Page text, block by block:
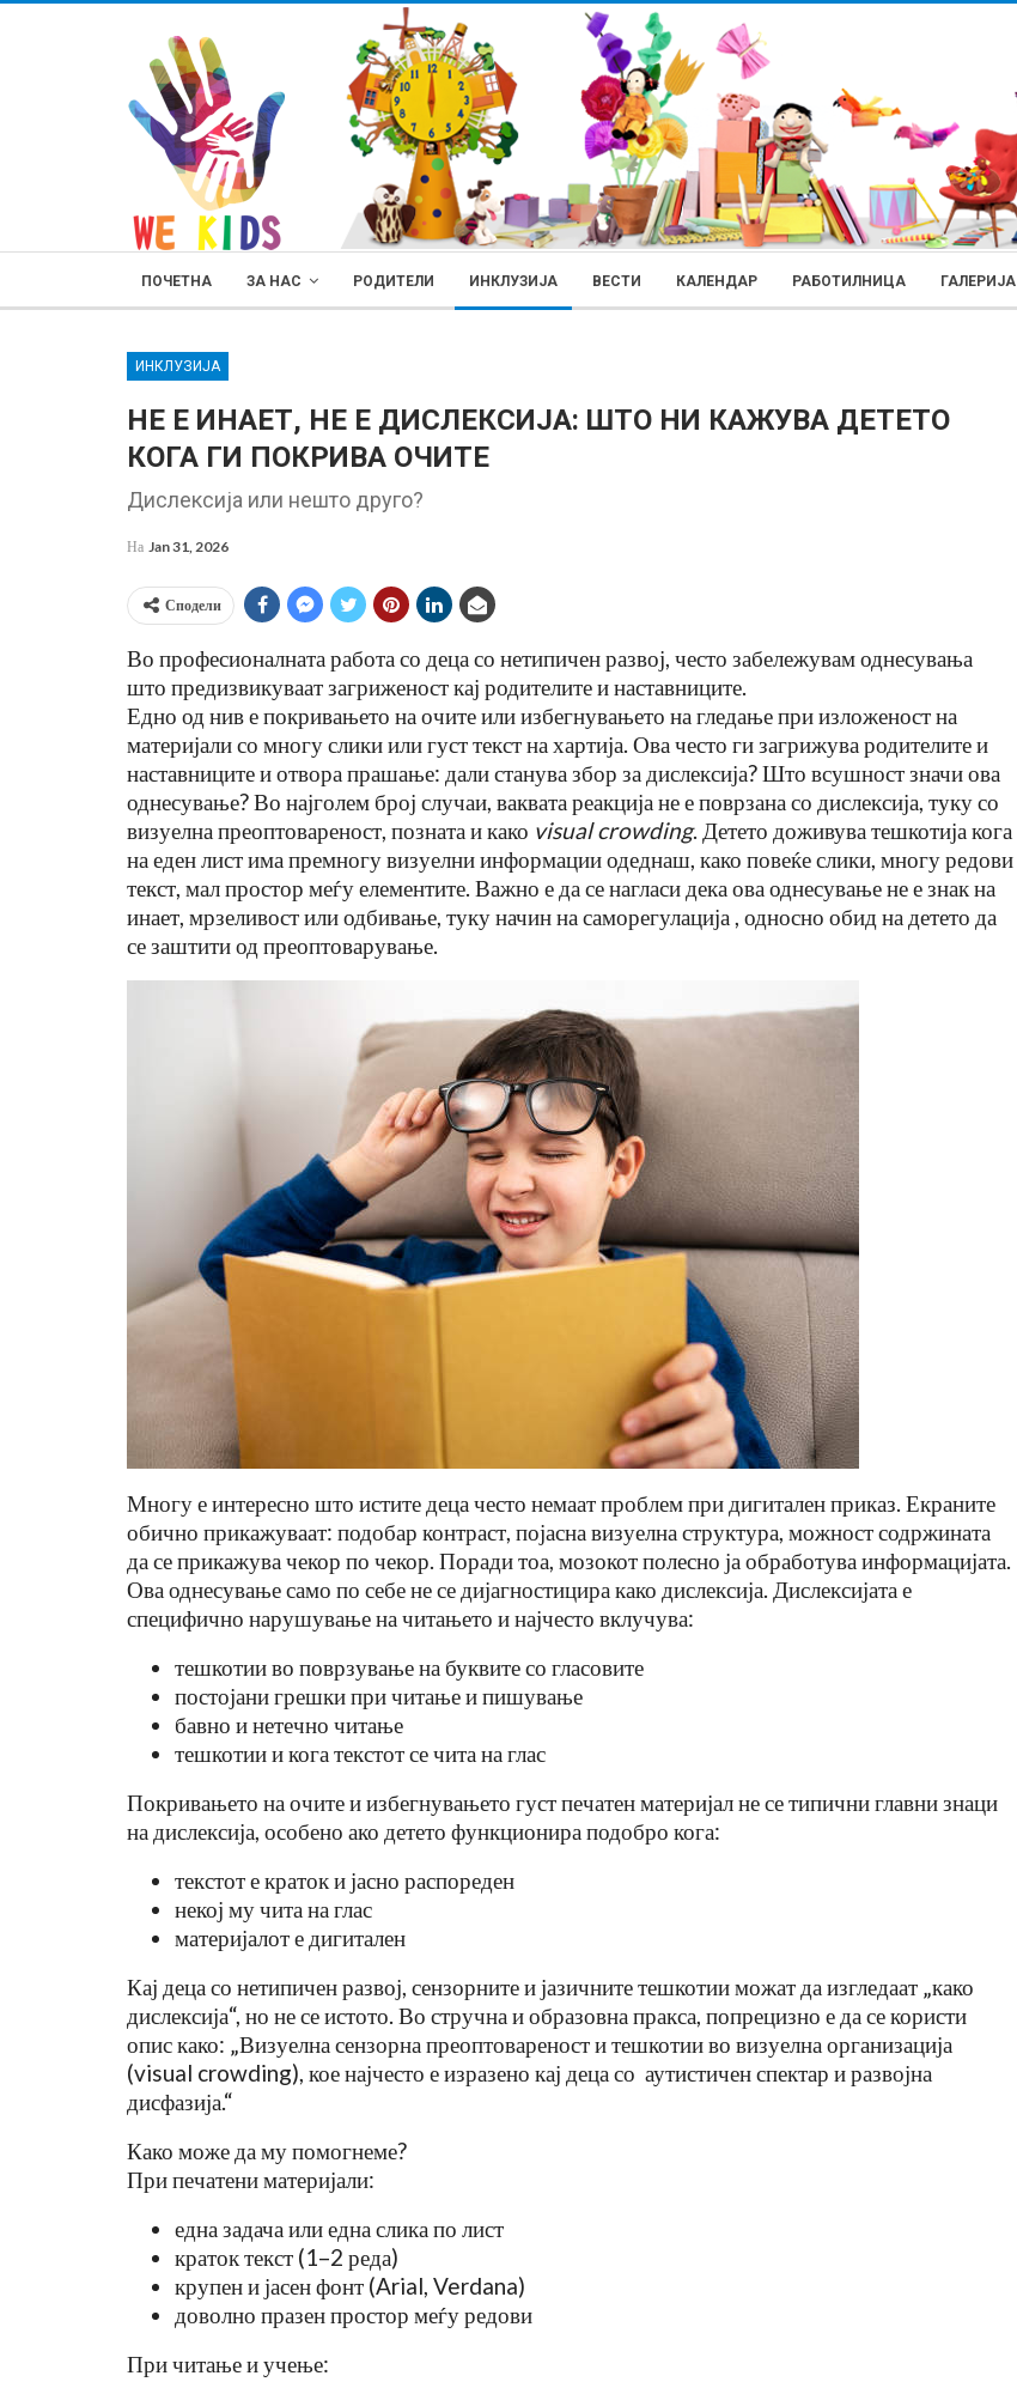
ПОЧЕТНА ЗА НАС РОДИТЕЛИ ИНКЛУЗИЈА ВЕСТИ КАЛЕНДАР РАБОТИЛНИЦА ГАЛЕРИЈА
ИНКЛУЗИЈА
НЕ Е ИНАЕТ, НЕ Е ДИСЛЕКСИЈА: ШТО НИ КАЖУВА ДЕТЕТО
КОГА ГИ ПОКРИВА ОЧИТЕ
Дислексија или нешто друго?
На Jan 31, 2026
Сподели
Во професионалната работа со деца со нетипичен развој, често забележувам однесувања
што предизвикуваат загриженост кај родителите и наставниците.
Едно од нив е покривањето на очите или избегнувањето на гледање при изложеност на
материјали со многу слики или густ текст на хартија. Ова често ги загрижува родителите и
наставниците и отвора прашање: дали станува збор за дислексија? Што всушност значи ова
однесување? Во најголем број случаи, ваквата реакција не е поврзана со дислексија, туку со
визуелна преоптовареност, позната и како visual crowding. Детето доживува тешкотија кога
на еден лист има премногу визуелни информации одеднаш, како повеќе слики, многу редови
текст, мал простор меѓу елементите. Важно е да се нагласи дека ова однесување не е знак на
инает, мрзеливост или одбивање, туку начин на саморегулација , односно обид на детето да
се заштити од преоптоварување.
Многу е интересно што истите деца често немаат проблем при дигитален приказ. Екраните
обично прикажуваат: подобар контраст, појасна визуелна структура, можност содржината
да се прикажува чекор по чекор. Поради тоа, мозокот полесно ја обработува информацијата.
Ова однесување само по себе не се дијагностицира како дислексија. Дислексијата е
специфично нарушување на читањето и најчесто вклучува:
тешкотии во поврзување на буквите со гласовите
постојани грешки при читање и пишување
бавно и нетечно читање
тешкотии и кога текстот се чита на глас
Покривањето на очите и избегнувањето густ печатен материјал не се типични главни знаци
на дислексија, особено ако детето функционира подобро кога:
текстот е краток и јасно распореден
некој му чита на глас
материјалот е дигитален
Кај деца со нетипичен развој, сензорните и јазичните тешкотии можат да изгледаат „како
дислексија“, но не се истото. Во стручна и образовна пракса, попрецизно е да се користи
опис како: „Визуелна сензорна преоптовареност и тешкотии во визуелна организација
(visual crowding), кое најчесто е изразено кај деца со аутистичен спектар и развојна
дисфазија.“
Како може да му помогнеме?
При печатени материјали:
една задача или една слика по лист
краток текст (1–2 реда)
крупен и јасен фонт (Arial, Verdana)
доволно празен простор меѓу редови
При читање и учење:
РОДИТЕЛИ
Кога Екранот Станува Пречка
Наместо Помош: Развојна
Дисфазија И Современото…
15 Работи Што Специјален
Едукатор Никогаш Не Би Ги
Направил Со Сопственото Дете